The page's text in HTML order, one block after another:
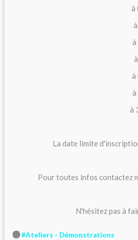
à
à
à
La date limite
Pour toutes infos contactez
N'hésitez pas à
#Ateliers - Démonstrations